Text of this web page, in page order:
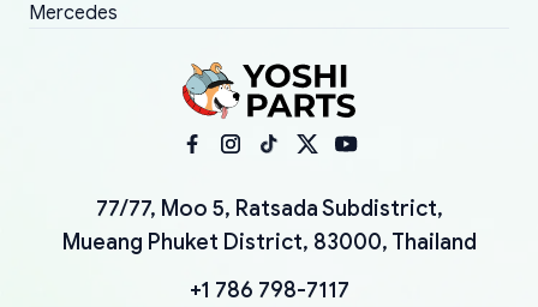
Mercedes
77/77, Moo 5, Ratsada Subdistrict,
Mueang Phuket District, 83000, Thailand
+1 786 798-7117